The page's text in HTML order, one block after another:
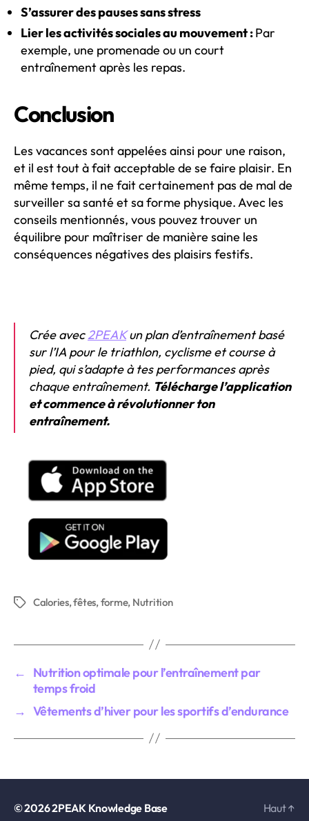
S’assurer des pauses sans stress
Lier les activités sociales au mouvement :Par
exemple, une promenade ou un court
entraînement après les repas.
Conclusion
Les vacances sont appelées ainsi pour une raison,
et il est tout à fait acceptable de se faire plaisir. En
même temps, il ne fait certainement pas de mal de
surveiller sa santé et sa forme physique. Avec les
conseils mentionnés, vous pouvez trouver un
équilibre pour maîtriser de manière saine les
conséquences négatives des plaisirs festifs.
Crée avec2PEAKun plan d’entraînement basé
sur l’IA pour le triathlon, cyclisme et course à
pied, qui s’adapte à tes performances après
chaque entraînement. Télécharge l’application
et commence à révolutionner ton
entraînement.
Étiquettes
Calories,fêtes, forme, Nutrition
←
Nutrition optimale pour l’entraînement par
temps froid
→ Vêtements d’hiver pour les sportifs d’endurance
© 20262PEAK Knowledge Base Haut↑